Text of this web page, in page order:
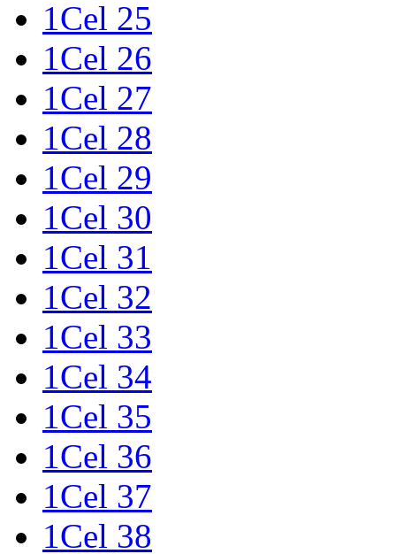
1Cel 25
1Cel 26
1Cel 27
1Cel 28
1Cel 29
1Cel 30
1Cel 31
1Cel 32
1Cel 33
1Cel 34
1Cel 35
1Cel 36
1Cel 37
1Cel 38